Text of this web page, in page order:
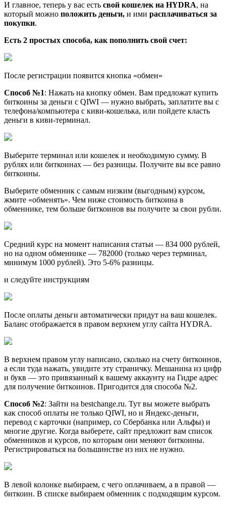
И главное, теперь у вас есть свой кошелек на HYDRA, на
который можно положить деньги, и ими расплачиваться за
покупки.
Есть 2 простых способа, как пополнить свой счет:
После регистрации появится кнопка «обмен»
Способ №1: Нажать на кнопку обмен. Вам предложат купить
биткоины за деньги с QIWI — нужно выбрать, заплатите вы с
телефона/компьютера с киви-кошелька, или пойдете класть
деньги в киви-терминал.
Выберите терминал или кошелек и необходимую сумму. В
рублях или биткоинах — без разницы. Получите вы все равно
биткоины.
Выберите обменник с самым низким (выгодным) курсом,
жмите «обменять». Чем ниже стоимость биткоина в
обменнике, тем больше биткоинов вы получите за свои рубли.
Средний курс на момент написания статьи — 834 000 рублей,
но на одном обменнике — 782000 (только через терминал,
минимум 1000 рублей). Это 5-6% разницы.
и следуйте инструкциям
После оплаты деньги автоматически придут на ваш кошелек.
Баланс отображается в правом верхнем углу сайта HYDRA.
В верхнем правом углу написано, сколько на счету биткоинов,
а если туда нажать, увидите эту страничку. Мешанина из цифр
и букв — это привязанный к вашему аккаунту на Гидре адрес
для получение биткоинов. Пригодится для способа №2.
Способ №2: Зайти на bestchange.ru. Тут вы можете выбрать
как способ оплаты не только QIWI, но и Яндекс-деньги,
перевод с карточки (например, со Сбербанка или Альфы) и
многие другие. Когда выберете, сайт предложит вам список
обменников и курсов, по которым они меняют биткоины.
Регистрироваться на большинстве из них не нужно.
В левой колонке выбираем, с чего оплачиваем, а в правой —
биткоин. В списке выбираем обменник с подходящим курсом.